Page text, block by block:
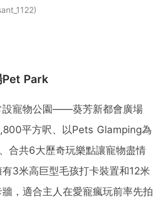
Pet Park
設寵物公園——葵芳新都會廣場
平方呎、以Pets Glamping為
合共6大歷奇玩樂點讓寵物盡情
3米高巨型毛孩打卡裝置和12米
，適合主人在愛寵瘋玩前率先拍